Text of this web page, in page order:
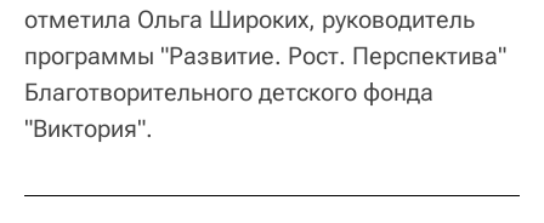
отметила Ольга Широких, руководитель
программы "Развитие. Рост. Перспектива"
Благотворительного детского фонда
"Виктория".